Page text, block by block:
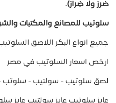
ضررَ ولا ضِرارَ).
سلوتيب للمصانع والمكتبات
جميع انواع البكر اللاصق
ارخص اسعار السلوتيب في مصر
لصق سلوتيب - سولتيب - سلوتب
عايز سلوتيب عايز سولتيب عايز